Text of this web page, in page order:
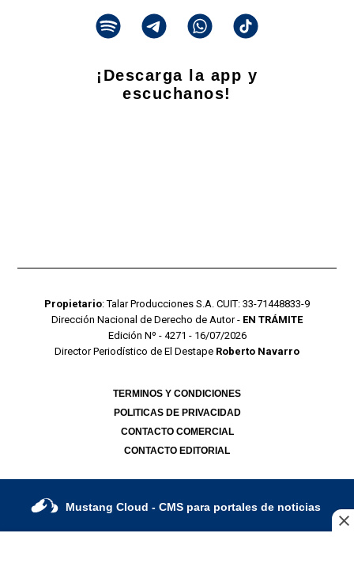
¡Descarga la app y
escuchanos!
Propietario: Talar Producciones S.A. CUIT: 33-71448833-9
Dirección Nacional de Derecho de Autor - EN TRÁMITE
Edición Nº - 4271 - 16/07/2026
Director Periodístico de El Destape Roberto Navarro
TERMINOS Y CONDICIONES
POLITICAS DE PRIVACIDAD
CONTACTO COMERCIAL
CONTACTO EDITORIAL
Mustang Cloud - CMS para portales de noticias